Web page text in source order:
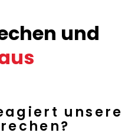
und
unsere